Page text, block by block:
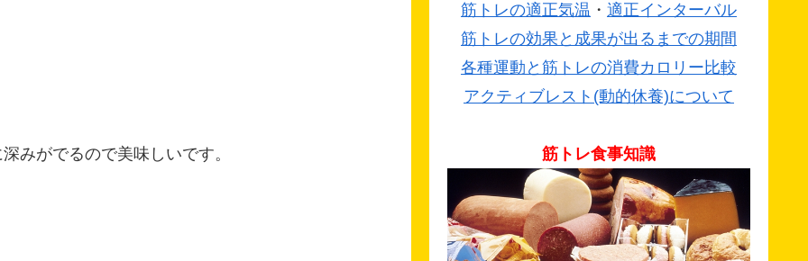
みがでるので美味しいです。
筋トレの適正気温 ・ 適正インターバル
筋トレの効果と成果が出るまでの期間
各種運動と筋トレの消費カロリー比較
アクティブレスト(動的休養)について
筋トレ食事知識